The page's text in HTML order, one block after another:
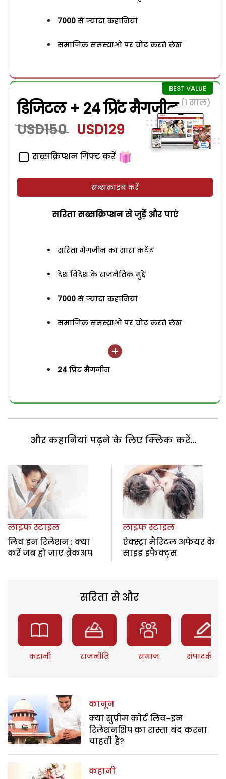
7000 से ज्यादा कहानियां
समाजिक समस्याओं पर चोट करते लेख
डिजिटल + 24 प्रिंट मैगजीन (1 साल)
USD150 USD129
सब्सक्रिप्शन गिफ्ट करें
सब्सक्राइब करें
सरिता सब्सक्रिप्शन से जुड़ेें और पाएं
सरिता मैगजीन का सारा कंटेंट
देश विदेश के राजनैतिक मुद्दे
7000 से ज्यादा कहानियां
समाजिक समस्याओं पर चोट करते लेख
24 प्रिंट मैगजीन
और कहानियां पढ़ने के लिए क्लिक करें...
लाइफ स्टाइल
लिव इन रिलेशन : क्या
करें जब हो जाए ब्रेकअप
लाइफ स्टाइल
ऐक्स्ट्रा मैरिटल अफेयर के
साइड इफैक्ट्स
सरिता से और
कहानी राजनीति समाज संपादकीय
कानून
क्या सुप्रीम कोर्ट लिव-इन
रिलेशनशिप का रास्ता बंद करना
चाहती है?
कहानी